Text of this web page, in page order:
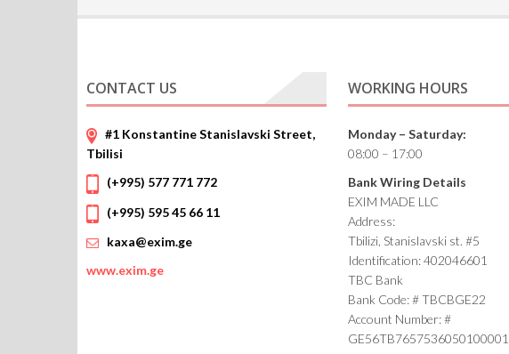
CONTACT US
#1 Konstantine Stanislavski Street,
Tbilisi
(+995) 577 771 772
(+995) 595 45 66 11
kaxa@exim.ge
www.exim.ge
WORKING HOURS
Monday – Saturday:
08:00 – 17:00
Bank Wiring Details
EXIM MADE LLC
Address:
Tbilizi, Stanislavski st. #5
Identification: 402046601
TBC Bank
Bank Code: # TBCBGE22
Account Number: #
GE56TB7657536050100001